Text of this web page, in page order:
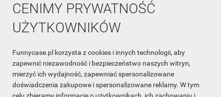
CENIMY PRYWATNOŚĆ
UŻYTKOWNIKÓW
Funnycase.pl korzysta z cookies i innych technologii, aby
zapewnić niezawodność i bezpieczeństwo naszych witryn,
mierzyć ich wydajność, zapewniać spersonalizowane
doświadczenia zakupowe i spersonalizowane reklamy. W tym
INFORMACJA O SKLEPIE
INFORMACJE